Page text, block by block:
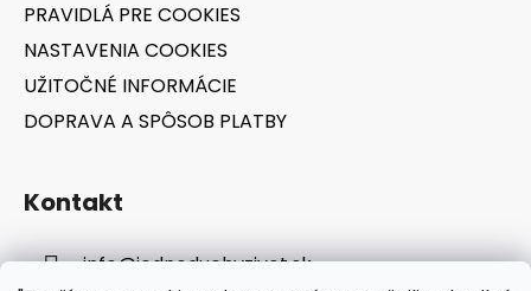
PRAVIDLÁ PRE COOKIES
NASTAVENIA COOKIES
UŽITOČNÉ INFORMÁCIE
DOPRAVA A SPÔSOB PLATBY
Kontakt
info@jednoduchyzivot.sk